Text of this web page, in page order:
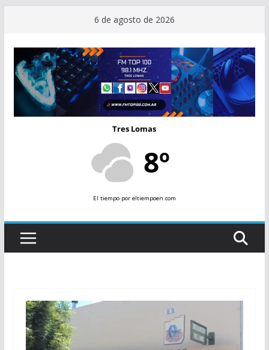
contenido
6 de agosto de 2026
Tres Lomas
8º
El tiempopor eltiempoen.com